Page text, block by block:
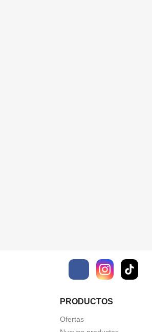
Facebook
PRODUCTOS
Ofertas